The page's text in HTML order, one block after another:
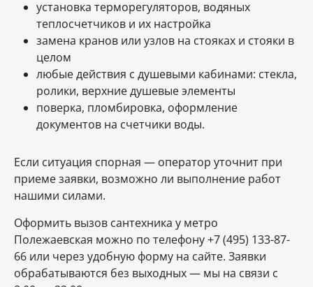
установка терморегуляторов, водяных
теплосчетчиков и их настройка
замена кранов или узлов на стояках и стояки в
целом
любые действия с душевыми кабинами: стекла,
ролики, верхние душевые элементы
поверка, пломбировка, оформление
документов на счетчики воды.
Если ситуация спорная — оператор уточнит при
приеме заявки, возможно ли выполнение работ
нашими силами.
Оформить вызов сантехника у метро
Полежаевская можно по телефону +7 (495) 133-87-
66 или через удобную форму на сайте. Заявки
обрабатываются без выходных — мы на связи с